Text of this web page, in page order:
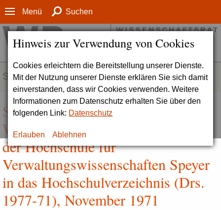
Hinweis zur Verwendung von Cookies
Cookies erleichtern die Bereitstellung unserer Dienste.
Mit der Nutzung unserer Dienste erklären Sie sich damit
einverstanden, dass wir Cookies verwenden. Weitere
Informationen zum Datenschutz erhalten Sie über den
folgenden Link: Datenschutz
Erlauben Ablehnen
Menü Suchen
SERVICE
Stellungnahme des
Wissenschaftsrates zur Aufnahme
der Hochschule für
Verwaltungswissenschaften Speyer
in das Hochschulverzeichnis (Drs.
1977-71), November 1971